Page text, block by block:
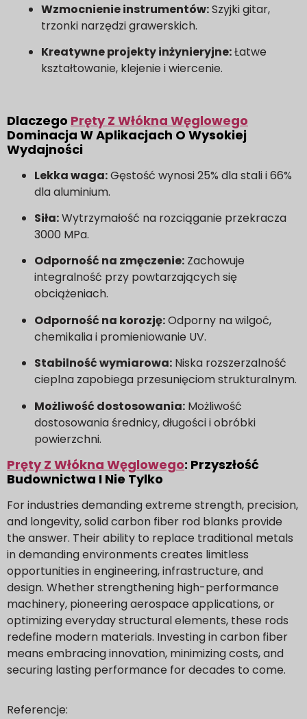
Wzmocnienie instrumentów:Szyjki gitar,
trzonki narzędzi grawerskich.
Kreatywne projekty inżynieryjne:Łatwe
kształtowanie, klejenie i wiercenie.
Dlaczego Pręty Z Włókna Węglowego
Dominacja W Aplikacjach O Wysokiej
Wydajności
Lekka waga:Gęstość wynosi 25% dla stali i 66%
dla aluminium.
Siła:Wytrzymałość na rozciąganie przekracza
3000 MPa.
Odporność na zmęczenie: Zachowuje
integralność przy powtarzających się
obciążeniach.
Odporność na korozję:Odporny na wilgoć,
chemikalia i promieniowanie UV.
Stabilność wymiarowa: Niska rozszerzalność
cieplna zapobiega przesunięciom strukturalnym.
Możliwość dostosowania: Możliwość
dostosowania średnicy, długości i obróbki
powierzchni.
Pręty Z Włókna Węglowego: Przyszłość
Budownictwa I Nie Tylko
For industries demanding extreme strength, precision,
and longevity, solid carbon fiber rod blanks provide
the answer. Their ability to replace traditional metals
in demanding environments creates limitless
opportunities in engineering, infrastructure, and
design. Whether strengthening high-performance
machinery, pioneering aerospace applications, or
optimizing everyday structural elements, these rods
redefine modern materials. Investing in carbon fiber
means embracing innovation, minimizing costs, and
securing lasting performance for decades to come.
Referencje: